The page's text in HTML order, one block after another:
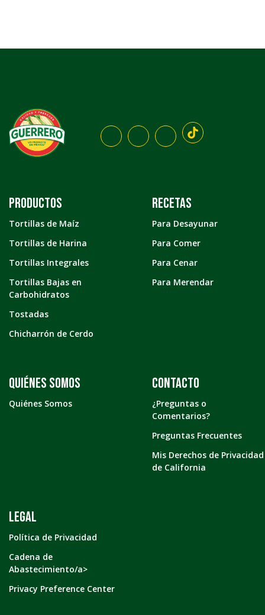
Productos
Tortillas de Maíz
Tortillas de Harina
Tortillas Integrales
Tortillas Bajas en
Carbohidratos
Tostadas
Chicharrón de Cerdo
Recetas
Para Desayunar
Para Comer
Para Cenar
Para Merendar
Quiénes somos
Quiénes Somos
Contacto
¿Preguntas o
Comentarios?
Preguntas Frecuentes
Mis Derechos de Privacidad
de California
LEGAL
Política de Privacidad
Cadena de
Abastecimiento/a>
Privacy Preference Center